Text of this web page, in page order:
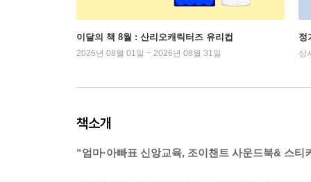
이달의 책 8월 : 산리오캐릭터즈 유리컵
2026년 08월 01일 ~ 2026년 08월 31일
정
상
책소개
“엄마·아빠표 신앙교육, 조이챈트 사운드북& 스티